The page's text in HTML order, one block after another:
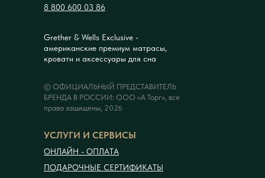
8 800 600 03 86
Grether & Wells Exclusive -
американские премиум матрасы,
кровати и аксессуары для сна
© ОФИЦИАЛЬНЫЙ ПРЕДСТАВИТЕЛЬ
БРЕНДА В РОССИИ: ООО «А Торг», все
права защищены, 2026
УСЛУГИ И СЕРВИСЫ
ОНЛАЙН - ОПЛАТА
ПОДАРОЧНЫЕ СЕРТИФИКАТЫ